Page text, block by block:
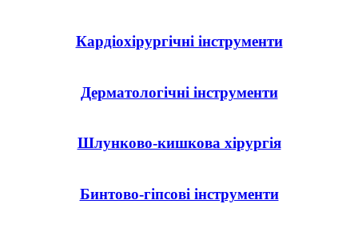
Кардіохірургічні інструменти
Дерматологічні інструменти
Шлунково-кишкова хірургія
Бинтово-гіпсові інструменти